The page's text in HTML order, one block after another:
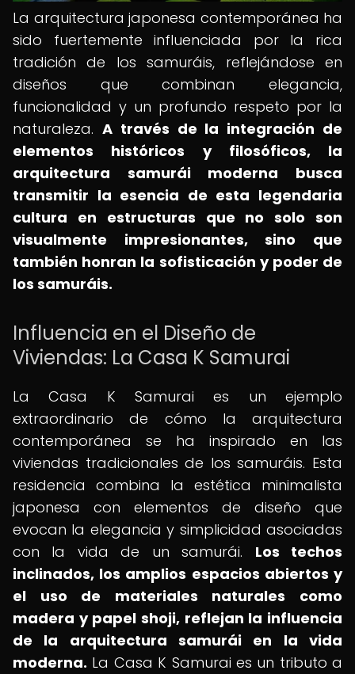
La arquitectura japonesa contemporánea ha
sido fuertemente influenciada por la rica
tradición de los samuráis, reflejándose en
diseños que combinan elegancia,
funcionalidad y un profundo respeto por la
naturaleza. A través de la integración de
elementos históricos y filosóficos, la
arquitectura samurái moderna busca
transmitir la esencia de esta legendaria
cultura en estructuras que no solo son
visualmente impresionantes, sino que
también honran la sofisticación y poder de
los samuráis.
Influencia en el Diseño de
Viviendas: La Casa K Samurai
La Casa K Samurai es un ejemplo
extraordinario de cómo la arquitectura
contemporánea se ha inspirado en las
viviendas tradicionales de los samuráis. Esta
residencia combina la estética minimalista
japonesa con elementos de diseño que
evocan la elegancia y simplicidad asociadas
con la vida de un samurái. Los techos
inclinados, los amplios espacios abiertos y
el uso de materiales naturales como
madera y papel shoji, reflejan la influencia
de la arquitectura samurái en la vida
moderna. La Casa K Samurai es un tributo a